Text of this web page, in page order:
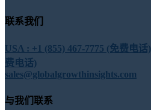
联系我们
USA : +1 (855) 467-7775 (免费电话)
费电话)
sales@globalgrowthinsights.com
与我们联系